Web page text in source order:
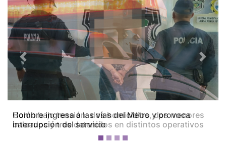
Colón bajo tensión: dos homicidios, dos menores
baleados y tres detenidos en distintos operativos
Previous Next